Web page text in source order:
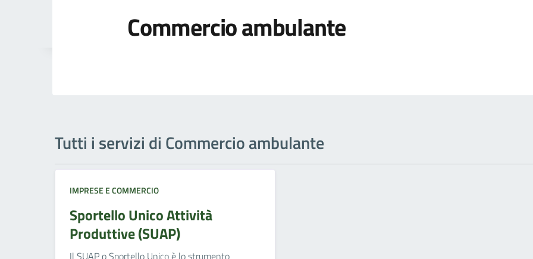
Commercio ambulante
Tutti i servizi di Commercio ambulante
IMPRESE E COMMERCIO
Sportello Unico Attività
Produttive (SUAP)
Il SUAP o Sportello Unico è lo strumento